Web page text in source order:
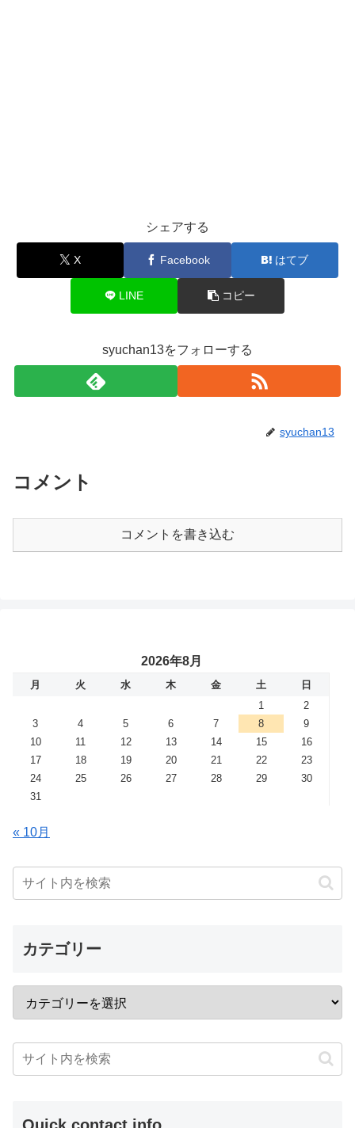
シェアする
X Facebook はてブ
LINE コピー
syuchan13をフォローする
syuchan13
コメント
コメントを書き込む
2026年8月
月 火 水 木 金 土
日
1
2
3
4 5 6 7 8
9
10
11 12 13 14 15
16
17
18 19 20 21 22
23
24
25 26 27 28 29
30
31
« 10月
カテゴリー